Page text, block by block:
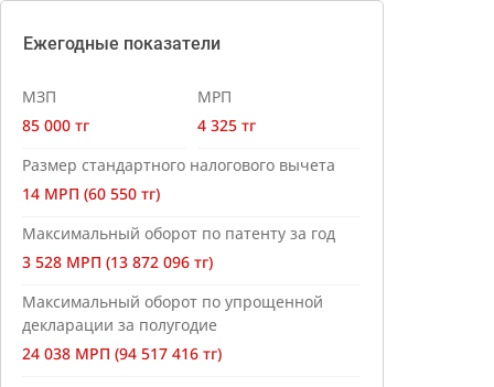
Ежегодные показатели
МЗП
85 000 тг
МРП
4 325 тг
Размер стандартного налогового вычета
14 МРП (60 550 тг)
Максимальный оборот по патенту за год
3 528 МРП (13 872 096 тг)
Максимальный оборот по упрощенной
декларации за полугодие
24 038 МРП (94 517 416 тг)